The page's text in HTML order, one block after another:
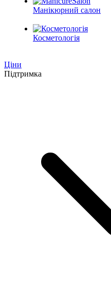
Манікюрний салон
Косметологія
Ціни
Підтримка